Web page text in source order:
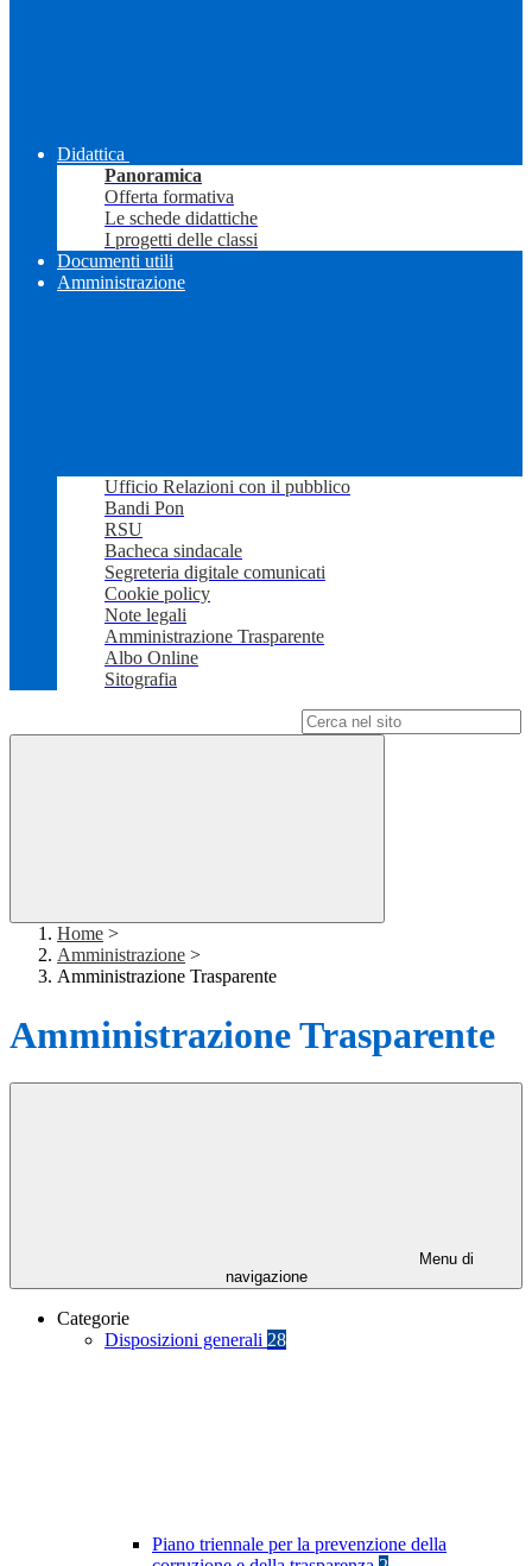
Didattica
Panoramica
Offerta formativa
Le schede didattiche
I progetti delle classi
Documenti utili
Amministrazione
Ufficio Relazioni con il pubblico
Bandi Pon
RSU
Bacheca sindacale
Segreteria digitale comunicati
Cookie policy
Note legali
Amministrazione Trasparente
Albo Online
Sitografia
Home >
Amministrazione >
Amministrazione Trasparente
Amministrazione Trasparente
Menu di
navigazione
Categorie
Disposizioni generali 28
Piano triennale per la prevenzione della